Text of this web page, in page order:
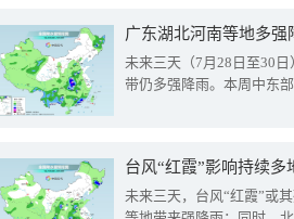
广东湖北河南等地多
未来三天（7月28日至30
带仍多强降雨。本周中东
台风“红霞”影响持续
未来三天，台风“红霞”或